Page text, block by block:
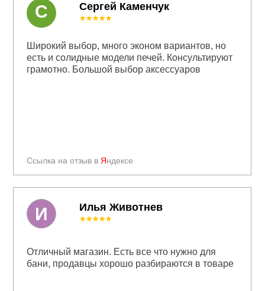
Сергей Каменчук
Ссылка на отзыв в Яндексе
★★★★★
Широкий выбор, много эконом вариантов, но
есть и солидные модели печей. Консультируют
грамотно. Большой выбор аксессуаров
С
Илья Животнев
★★★★★
Отличный магазин. Есть все что нужно для
бани, продавцы хорошо разбираются в товаре
И